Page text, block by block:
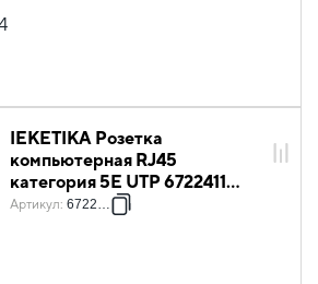
IEKETIKA Розетка
компьютерная RJ45
категория 5Е UTP 6722411
белый IEK
Артикул: 6722411